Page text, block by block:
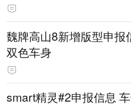
魏牌高山8新增版型申报
双色车身
smart精灵#2申报信息